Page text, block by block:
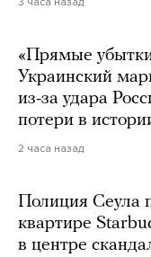
«Прямые
Украинский
из-за удара
потери в
2 часа назад
Полиция Сеула
квартире
в центре